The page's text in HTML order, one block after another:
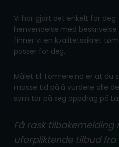
Vi har gjort det enkelt for deg
henvendelse med
finner vi en kvalitetssikret
passer for deg.
Målet til Tomrere.no er at du
masse tid på å vurdere alle
som tar på seg oppdrag på
Få rask
uforpliktende tilbud